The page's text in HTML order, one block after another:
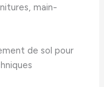
main-
de sol pour